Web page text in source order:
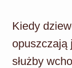
Kiedy
opuszczają
służby